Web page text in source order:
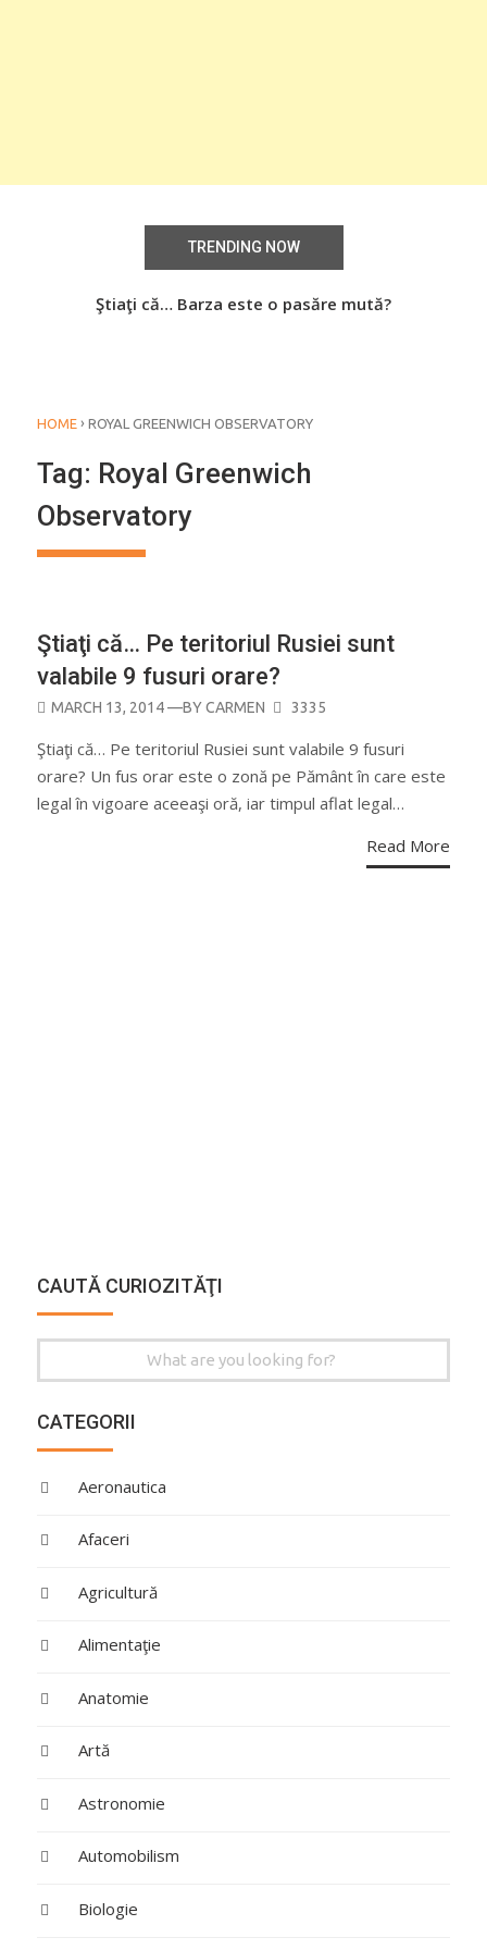
TRENDING NOW
Ştiaţi că… Barza este o pasăre mută?
HOME › ROYAL GREENWICH OBSERVATORY
Tag: Royal Greenwich
Observatory
Ştiaţi că… Pe teritoriul Rusiei sunt
valabile 9 fusuri orare?
POSTED
MARCH 13, 2014—BYCARMEN 3335
Ştiaţi că… Pe teritoriul Rusiei sunt valabile 9 fusuri
orare? Un fus orar este o zonă pe Pământ în care este
legal în vigoare aceeaşi oră, iar timpul aflat legal…
Read More
CAUTĂ CURIOZITĂŢI
for:
CATEGORII
Aeronautica
Afaceri
Agricultură
Alimentaţie
Anatomie
Artă
Astronomie
Automobilism
Biologie